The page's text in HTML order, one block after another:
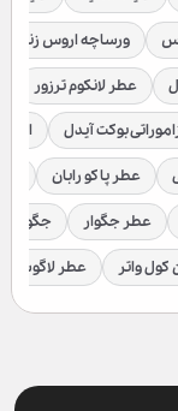
ورساچه اروس زنانه
عطر لانکوم ترزور
بوکت آیدل
عطر پاکو رابان
عطر جگوار جگوار
کول واتر عطر لاگوست